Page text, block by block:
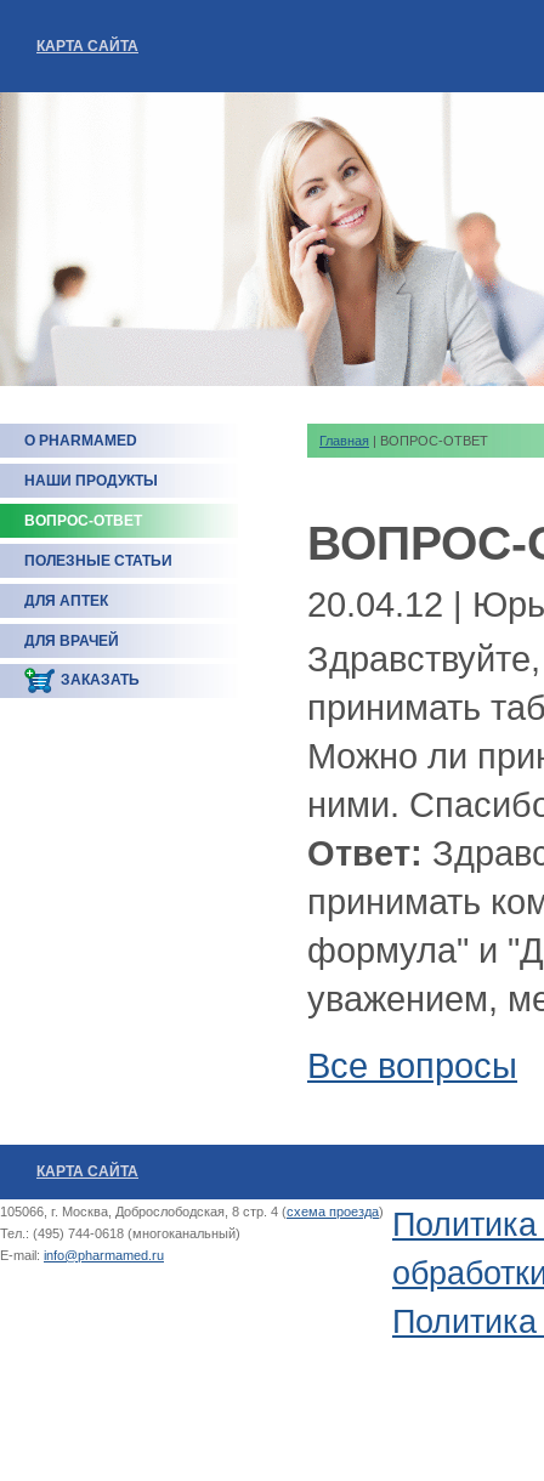
КАРТА САЙТА
О PHARMAMED
НАШИ ПРОДУКТЫ
ВОПРОС-ОТВЕТ
ПОЛЕЗНЫЕ СТАТЬИ
ДЛЯ АПТЕК
ДЛЯ ВРАЧЕЙ
ЗАКАЗАТЬ
Главная | ВОПРОС-ОТВЕТ
ВОПРОС-
20.04.12 |
принимать
Можно ли
ними.
Ответ:
принимать
формула" и
уважением,
Все вопросы
КАРТА САЙТА
105066, г. Москва, Доброслободская, 8 стр. 4 (схема проезда)
Тел.: (495) 744-0618 (многоканальный)
E-mail: info@pharmamed.ru